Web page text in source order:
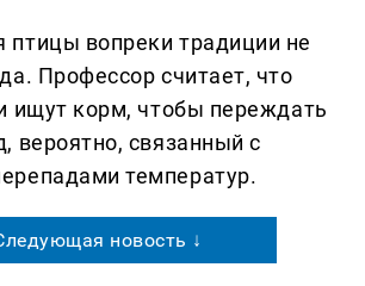
птицы вопреки традиции не
Профессор считает, что
ищут корм, чтобы переждать
вероятно, связанный с
температур.
новость ↓